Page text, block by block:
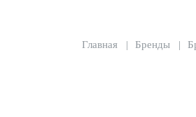
Главная Бренды